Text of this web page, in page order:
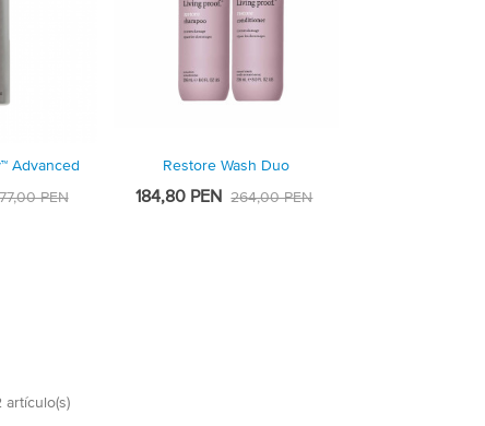
Advanced
PEN
Vista Rápida
Restore Wash Duo
184,80 PEN 264,00 PEN
artículo(s)